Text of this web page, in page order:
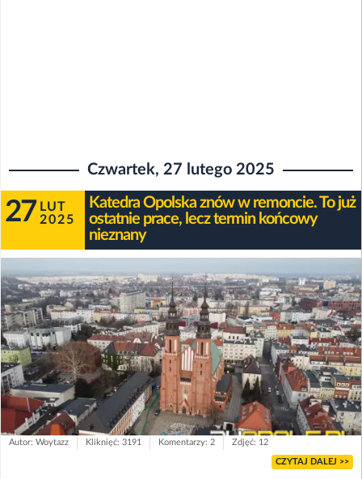
Czwartek, 27 lutego 2025
27 LUT
2025
Katedra Opolska znów w remoncie. To już
ostatnie prace, lecz termin końcowy
nieznany
Autor: Woytazz Kliknięć: 3191 Komentarzy: 2 Zdjęć: 12
CZYTAJ DALEJ >>